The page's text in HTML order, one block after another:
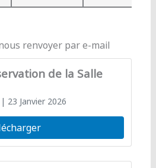
renvoyer par e-mail
de la Salle
| 23 Janvier 2026